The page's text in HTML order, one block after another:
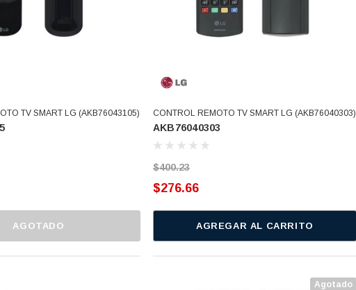
TV SMART LG (AKB76043105)
AGOTADO
CONTROL REMOTO TV SMART LG (AKB76040303)
AKB76040303
$400.23
$276.66
AGREGAR AL CARRITO
Agotado